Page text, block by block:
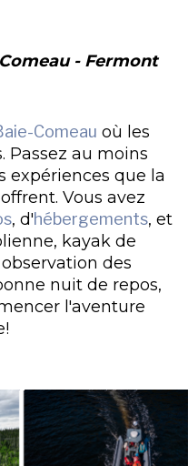
- Fermont
Comeau où les
Passez au moins
expériences que la
Vous avez
, d'hébergements, et
kayak de
observation des
nuit de repos,
l'aventure